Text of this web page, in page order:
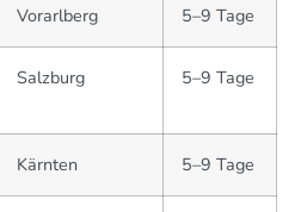
Vorarlberg 5–9 Tage
Salzburg 5–9 Tage
Kärnten 5–9 Tage